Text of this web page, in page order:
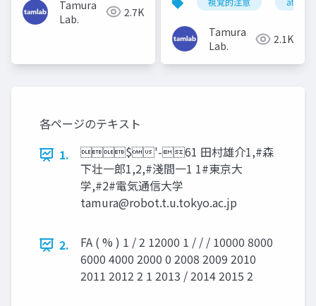
Tamura
Lab.
2.7K
Attention by a Robot
(ICRA2014)
Tamura
Lab.
2.1K
各ページのテキスト
1.
$'-61 田村雄介1,#森
下壮一郎1,2,#淺間一1 1#東京大
学,#2#電気通信大学
tamura@robot.t.u.tokyo.ac.jp
2.
FA ( % ) 1 / 2 12000 1 / / / 10000 8000
6000 4000 2000 0 2008 2009 2010
2011 2012 2 1 2013 / 2014 2015 2